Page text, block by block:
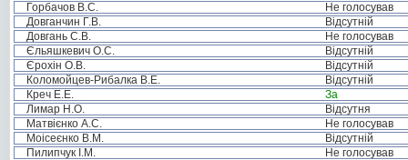
Горбачов В.С.
Не голосував
Довганчин Г.В.
Відсутній
Довгань С.В.
Не голосував
Єльяшкевич О.С.
Відсутній
Єрохін О.В.
Відсутній
Коломойцев-Рибалка В.Е.
Відсутній
Креч Е.Е.
За
Лимар Н.О.
Відсутня
Матвієнко А.С.
Не голосував
Моісеєнко В.М.
Відсутній
Пилипчук І.М.
Не голосував